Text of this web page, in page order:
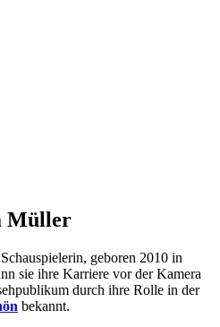
Müller
geboren 2010 in
sie ihre Karriere vor der Kamera
durch ihre Rolle in der
bekannt.